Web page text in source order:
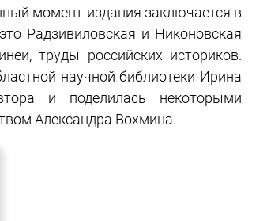
момент издания заключается в
Радзивиловская и Никоновская
труды российских историков.
научной библиотеки Ирина
и поделилась некоторыми
Александра Вохмина.